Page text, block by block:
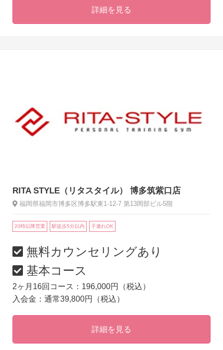
詳細を見る
RITA STYLE（リタスタイル） 博多筑紫口店
福岡県福岡市博多区博多駅東1-12-7 第13岡部ビル5階
20時以降営業 駅徒歩5分以内 子連れOK
無料カウンセリングあり
基本コース
2ヶ月16回コース：196,000円（税込）
入会金：通常39,800円（税込）
詳細を見る